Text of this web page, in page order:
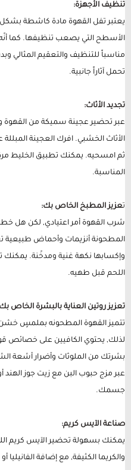
تنظيف الأجهزة:
يعتبر تفل القهوة مادة كاشطة بشكل
الأسطح التي يصعب تنظيفها. كما
مناسباً للتنظيف والتعقيم المثالي
تحمل آثاراً جانبية.
تجديد الأثاث:
عبر تحضير عجينة سميكة من القهوة
ثم امسحيه. يمكنك تطبيق الخليط
المناسبة.
تعزيز المطبخ الخاص بك:
شرب القهوة أمر اعتيادي, لكن هل
المطحونة أنزيمات وأحماض طبيعية
وإكسابها نكهة غنية ومدخّنة. يمكنك
اللحم قبل طهيه.
تعزيز روتين العناية بالبشرة الخاص
تتميز القهوة المطحونه بملمسٍ خشن
لذلك, يحتوي الكافيين على خصائص
بشرتك من الملوثات وأضرار أشعة
عبر مزج حبوب البن مع زيت جوز الهند
جسمك.
صناعة الآيس كريم:
يمكنك بسهولة تحضير الآيس كريم
والكريما الكثيفة, مع إضافة الفانيليا